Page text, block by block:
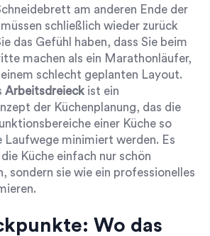
am anderen Ende der
schließlich wieder zurück
das Gefühl haben, dass Sie beim
machen als ein Marathonläufer,
schlecht geplanten Layout.
Arbeitsdreieck ist ein
der Küchenplanung, das die
einer Küche so
Laufwege minimiert werden. Es
Küche einfach nur schön
sondern sie wie ein professionelles
Wo das